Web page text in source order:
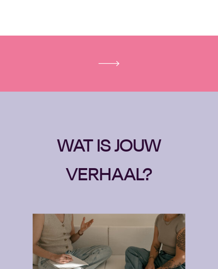
WAT IS JOUW
VERHAAL?
An awesome freebie